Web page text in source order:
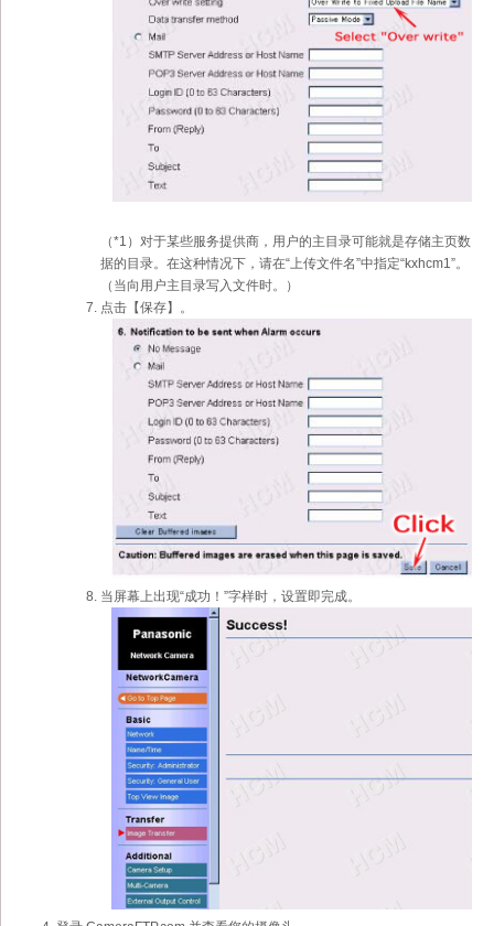
（*1）对于某些服务提供商，用户的主目录可能就是存储主页数
据的目录。在这种情况下，请在“上传文件名”中指定“kxhcm1”。
（当向用户主目录写入文件时。）
点击【保存】。
当屏幕上出现“成功！”字样时，设置即完成。